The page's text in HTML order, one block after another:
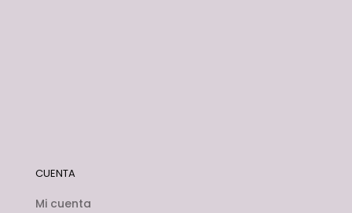
CUENTA
Mi cuenta